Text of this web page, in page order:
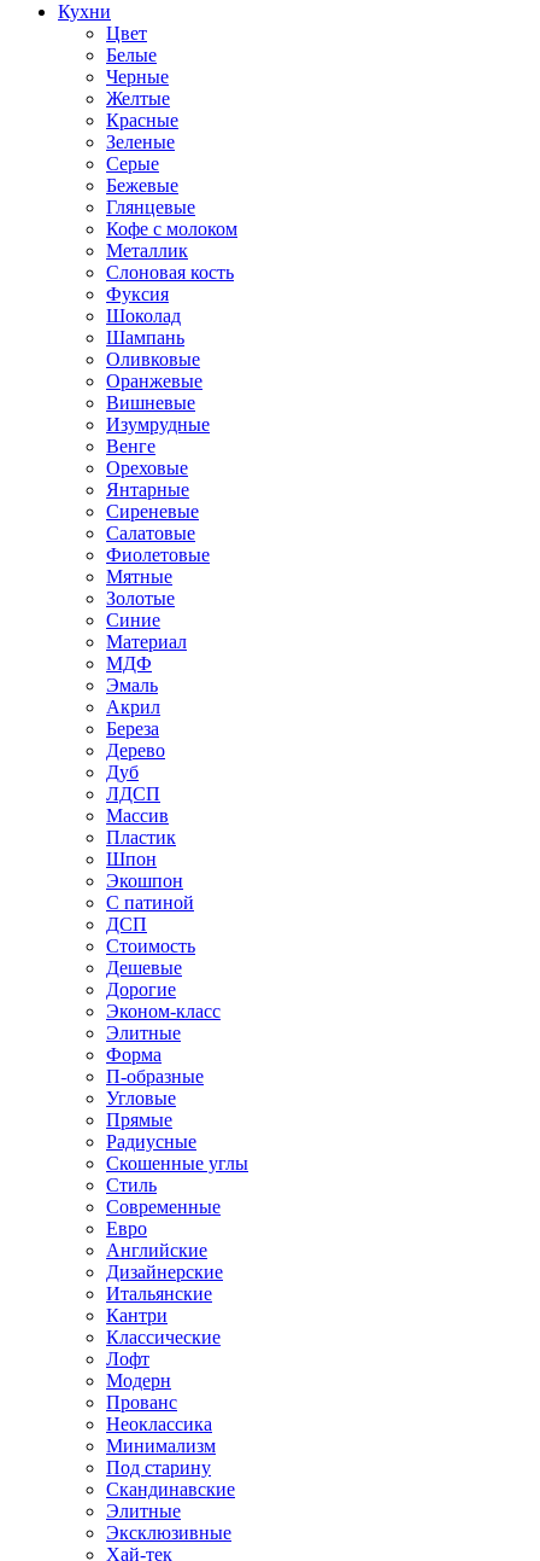
Кухни
Цвет
Белые
Черные
Желтые
Красные
Зеленые
Серые
Бежевые
Глянцевые
Кофе с молоком
Металлик
Слоновая кость
Фуксия
Шоколад
Шампань
Оливковые
Оранжевые
Вишневые
Изумрудные
Венге
Ореховые
Янтарные
Сиреневые
Салатовые
Фиолетовые
Мятные
Золотые
Синие
Материал
МДФ
Эмаль
Акрил
Береза
Дерево
Дуб
ЛДСП
Массив
Пластик
Шпон
Экошпон
С патиной
ДСП
Стоимость
Дешевые
Дорогие
Эконом-класс
Элитные
Форма
П-образные
Угловые
Прямые
Радиусные
Скошенные углы
Стиль
Современные
Евро
Английские
Дизайнерские
Итальянские
Кантри
Классические
Лофт
Модерн
Прованс
Неоклассика
Минимализм
Под старину
Скандинавские
Элитные
Эксклюзивные
Хай-тек